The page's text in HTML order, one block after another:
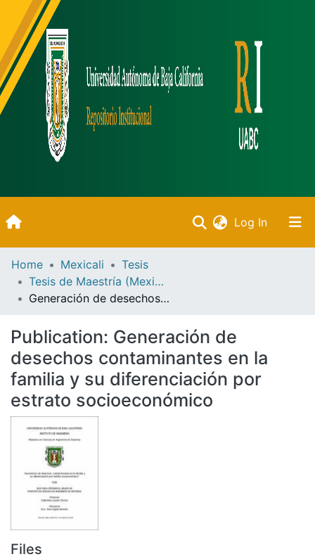
Log In(current)
Inicio
Communities & Collections
Statistics
Bibliotecas
Home Mexicali
Tesis
Tesis de Maestría (Mexicali)
Generación de desechos contaminantes en la familia y su diferenciación por estrato socioeconómico
Publication: Generación de
desechos contaminantes en la
familia y su diferenciación por
estrato socioeconómico
Files